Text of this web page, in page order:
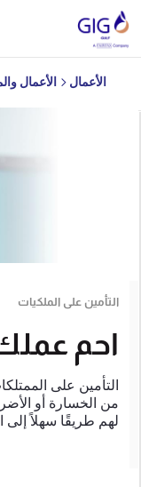
الأعمال الأعمال
التأمين على الملكيات
احم
التأمين على
من الخسارة أو
لهم طريقًا سهلاً إلى